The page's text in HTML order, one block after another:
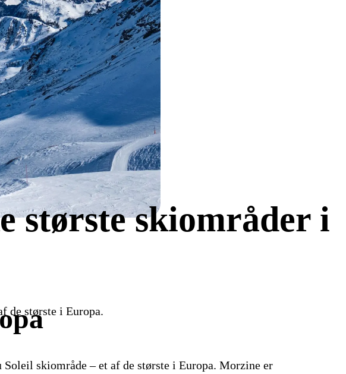
største skiområder i
de største i Europa.
skiområde – et af de største i Europa. Morzine er